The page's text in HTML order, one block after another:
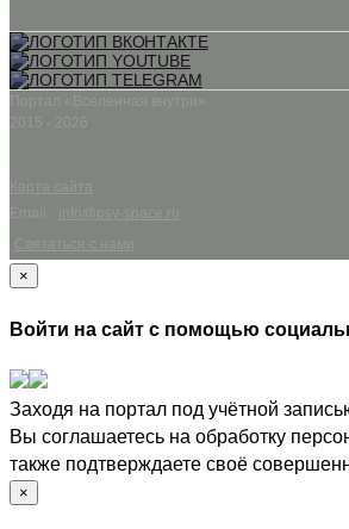
Портал «Вселенная внутри»
2015 - 2026
Карта сайта
Email:
info@psy-space.ru
Связаться с нами
×
Войти на сайт с помощью
Заходя на портал под учётной
Вы соглашаетесь на обработку
также подтверждаете своё
×